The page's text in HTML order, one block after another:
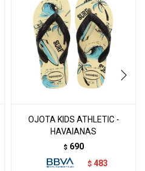
OJOTA KIDS ATHLETIC -
HAVAIANAS
$ 690
$ 483